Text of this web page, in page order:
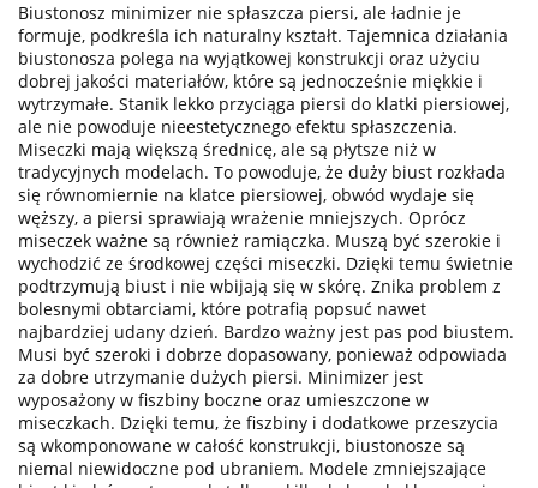
Biustonosz minimizer nie spłaszcza piersi, ale ładnie je
formuje, podkreśla ich naturalny kształt. Tajemnica działania
biustonosza polega na wyjątkowej konstrukcji oraz użyciu
dobrej jakości materiałów, które są jednocześnie miękkie i
wytrzymałe. Stanik lekko przyciąga piersi do klatki piersiowej,
ale nie powoduje nieestetycznego efektu spłaszczenia.
Miseczki mają większą średnicę, ale są płytsze niż w
tradycyjnych modelach. To powoduje, że duży biust rozkłada
się równomiernie na klatce piersiowej, obwód wydaje się
węższy, a piersi sprawiają wrażenie mniejszych. Oprócz
miseczek ważne są również ramiączka. Muszą być szerokie i
wychodzić ze środkowej części miseczki. Dzięki temu świetnie
podtrzymują biust i nie wbijają się w skórę. Znika problem z
bolesnymi obtarciami, które potrafią popsuć nawet
najbardziej udany dzień. Bardzo ważny jest pas pod biustem.
Musi być szeroki i dobrze dopasowany, ponieważ odpowiada
za dobre utrzymanie dużych piersi. Minimizer jest
wyposażony w fiszbiny boczne oraz umieszczone w
miseczkach. Dzięki temu, że fiszbiny i dodatkowe przeszycia
są wkomponowane w całość konstrukcji, biustonosze są
niemal niewidoczne pod ubraniem. Modele zmniejszające